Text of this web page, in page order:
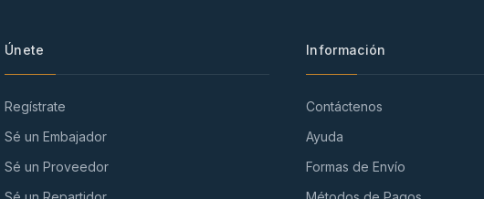
Únete
Regístrate
Sé un Embajador
Sé un Proveedor
Información
Contáctenos
Ayuda
Formas de Envío